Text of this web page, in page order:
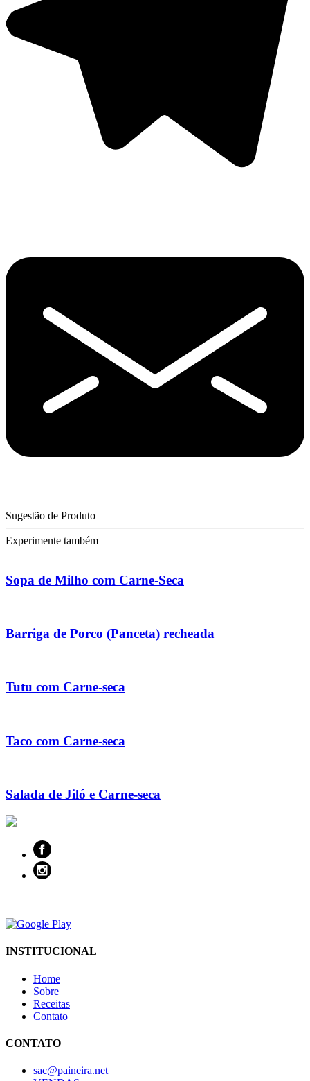
Sugestão de Produto
Experimente também
Sopa de Milho com Carne-Seca
Barriga de Porco (Panceta) recheada
Tutu com Carne-seca
Taco com Carne-seca
Salada de Jiló e Carne-seca
INSTITUCIONAL
Home
Sobre
Receitas
Contato
CONTATO
sac@paineira.net